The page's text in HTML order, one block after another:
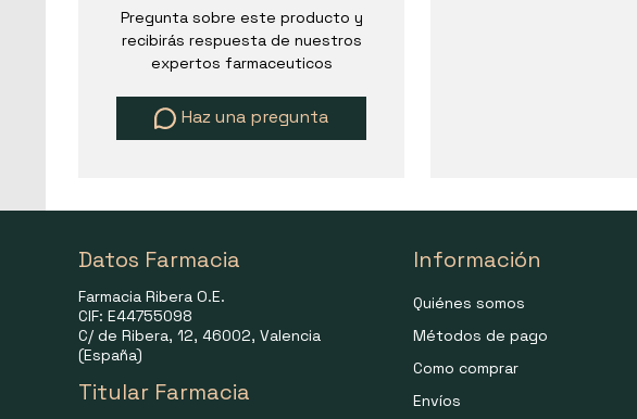
Pregunta sobre este producto y
recibirás respuesta de nuestros
expertos farmaceuticos
Haz una pregunta
Datos Farmacia
Farmacia Ribera O.E.
CIF: E44755098
C/ de Ribera, 12, 46002, Valencia
(España)
Titular Farmacia
Información
Quiénes somos
Métodos de pago
Como comprar
Envíos